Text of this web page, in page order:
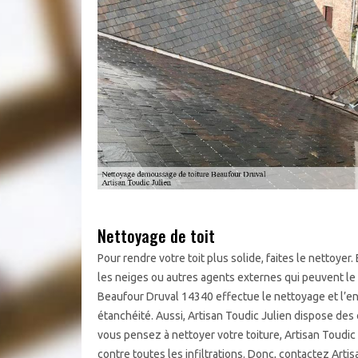
Nettoyage de toit
Pour rendre votre toit plus solide, faites le
les neiges ou autres agents externes qui peuvent
Beaufour Druval 14340 effectue le nettoyage et
étanchéité. Aussi, Artisan Toudic Julien dispose
vous pensez à nettoyer votre toiture, Artisan
contre toutes les infiltrations. Donc, contactez